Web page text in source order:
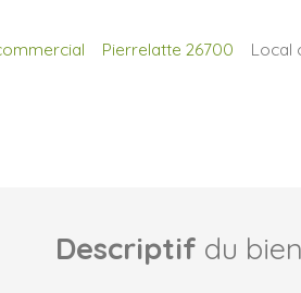
Pierrelatte 26700 Local
Descriptif du bien